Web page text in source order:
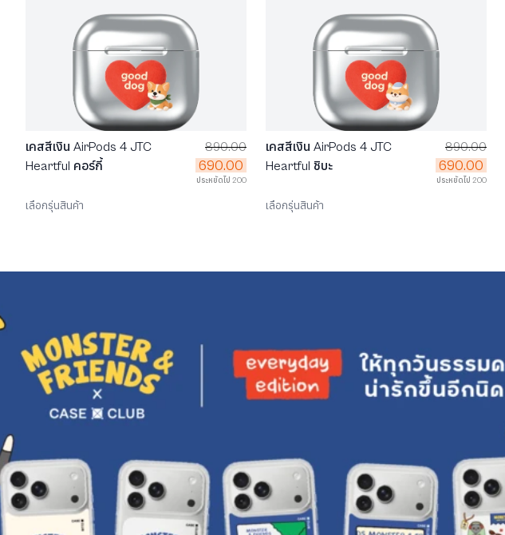
เคสสีเงิน AirPods 4 JTC
Heartful คอร์กี้
890.00
690.00
ประหยัดไป 200
เลือกรุ่นสินค้า
เคสสีเงิน AirPods 4 JTC
Heartful ชิบะ
890.00
690.00
ประหยัดไป 200
เลือกรุ่นสินค้า